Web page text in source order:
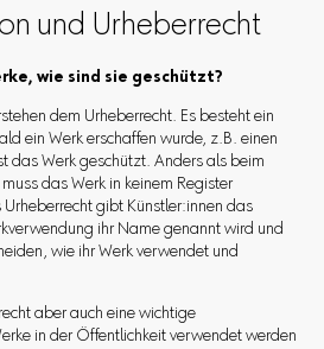
und Urheberrecht
wie sind sie geschützt?
dem Urheberrecht. Es besteht ein
ein Werk erschaffen wurde, z.B. einen
das Werk geschützt. Anders als beim
das Werk in keinem Register
gibt Künstler:innen das
ihr Name genannt wird und
wie ihr Werk verwendet und
aber auch eine wichtige
in der Öffentlichkeit verwendet werden